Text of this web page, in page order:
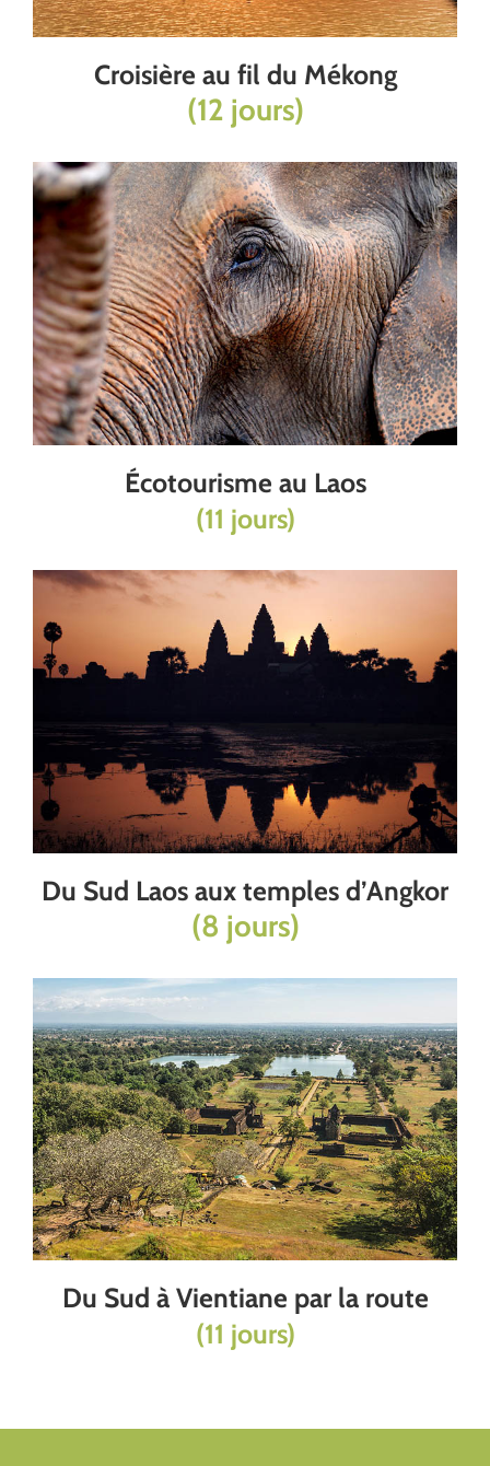
Croisière au fil du Mékong
(12 jours)
Écotourisme au Laos
(11 jours)
Du Sud Laos aux temples d’Angkor
(8 jours)
Du Sud à Vientiane par la route
(11 jours)